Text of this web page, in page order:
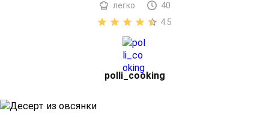
легко
40
4.5
polli_cooking